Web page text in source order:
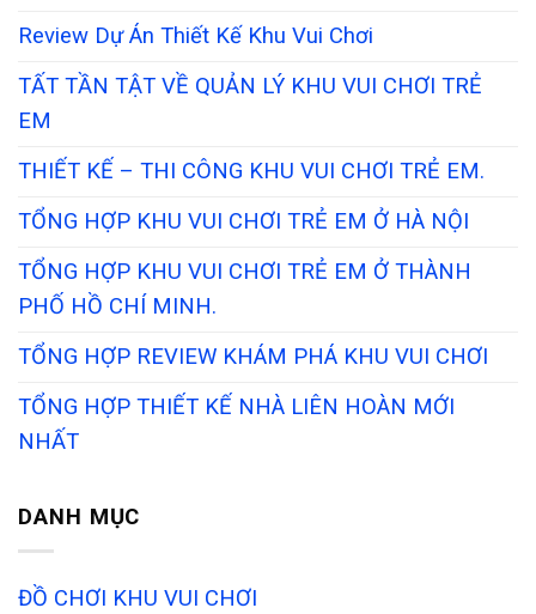
Review Dự Án Thiết Kế Khu Vui Chơi
TẤT TẦN TẬT VỀ QUẢN LÝ KHU VUI CHƠI TRẺ
EM
THIẾT KẾ – THI CÔNG KHU VUI CHƠI TRẺ EM.
TỔNG HỢP KHU VUI CHƠI TRẺ EM Ở HÀ NỘI
TỔNG HỢP KHU VUI CHƠI TRẺ EM Ở THÀNH
PHỐ HỒ CHÍ MINH.
TỔNG HỢP REVIEW KHÁM PHÁ KHU VUI CHƠI
TỔNG HỢP THIẾT KẾ NHÀ LIÊN HOÀN MỚI
NHẤT
DANH MỤC
ĐỒ CHƠI KHU VUI CHƠI